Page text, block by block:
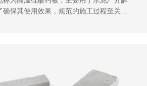
确保其使用效果，规范的施工过程至关重